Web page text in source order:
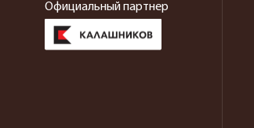
Официальный партнер